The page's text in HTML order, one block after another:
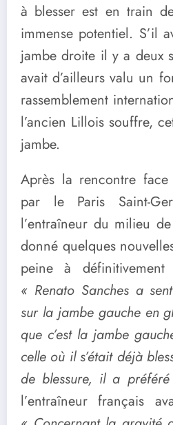
à blesser est en train
immense potentiel. S’il
jambe droite il y a deux
avait d’ailleurs valu un
rassemblement
l’ancien Lillois souffre,
jambe.
Après la rencontre
par le Paris Saint-
l’entraîneur du milieu
donné quelques
peine à
« Renato Sanches a
sur la jambe gauche en
que c’est la jambe
celle où il s’était déjà
de blessure, il a
l’entraîneur français